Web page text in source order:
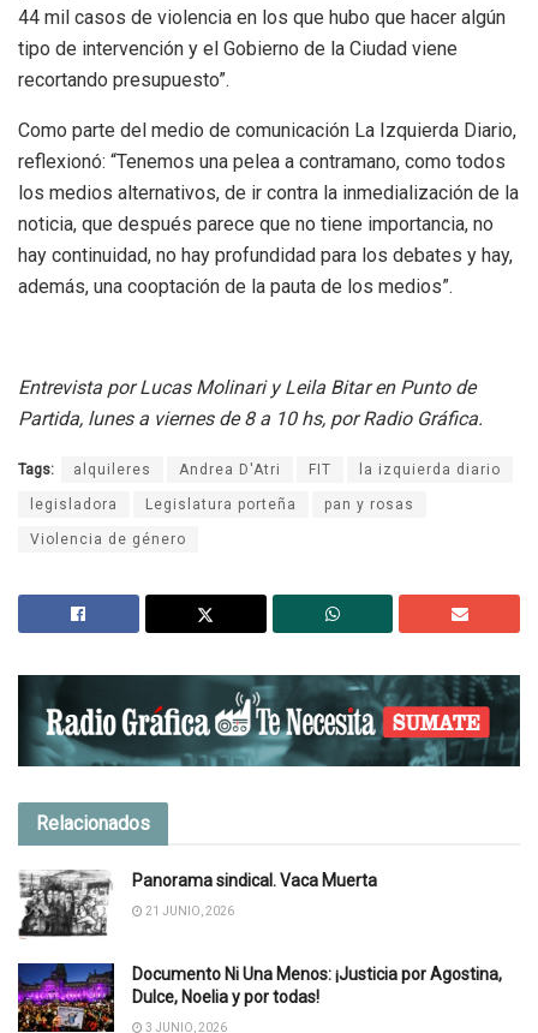
44 mil casos de violencia en los que hubo que hacer algún
tipo de intervención y el Gobierno de la Ciudad viene
recortando presupuesto”.
Como parte del medio de comunicación La Izquierda Diario,
reflexionó: “Tenemos una pelea a contramano, como todos
los medios alternativos, de ir contra la inmedialización de la
noticia, que después parece que no tiene importancia, no
hay continuidad, no hay profundidad para los debates y hay,
además, una cooptación de la pauta de los medios”.
Entrevista por Lucas Molinari y Leila Bitar en Punto de
Partida, lunes a viernes de 8 a 10 hs, por Radio Gráfica.
Tags: alquileres Andrea D'Atri FIT la izquierda diario
legisladora Legislatura porteña pan y rosas
Violencia de género
Relacionados
Panorama sindical. Vaca Muerta
21 JUNIO, 2026
Documento Ni Una Menos: ¡Justicia por Agostina,
Dulce, Noelia y por todas!
3 JUNIO, 2026